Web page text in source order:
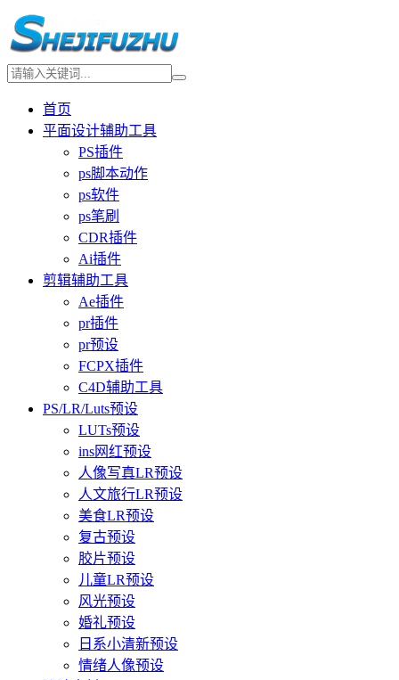
首页
平面设计辅助工具
PS插件
ps脚本动作
ps软件
ps笔刷
CDR插件
Ai插件
剪辑辅助工具
Ae插件
pr插件
pr预设
FCPX插件
C4D辅助工具
PS/LR/Luts预设
LUTs预设
ins网红预设
人像写真LR预设
人文旅行LR预设
美食LR预设
复古预设
胶片预设
儿童LR预设
风光预设
婚礼预设
日系小清新预设
情绪人像预设